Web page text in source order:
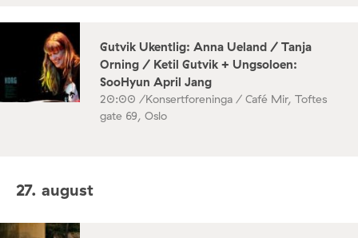
Gutvik Ukentlig: Anna Ueland / Tanja
Orning / Ketil Gutvik + Ungsoloen:
SooHyun April Jang
20:00 /Konsertforeninga / Café Mir, Toftes
gate 69, Oslo
27. august